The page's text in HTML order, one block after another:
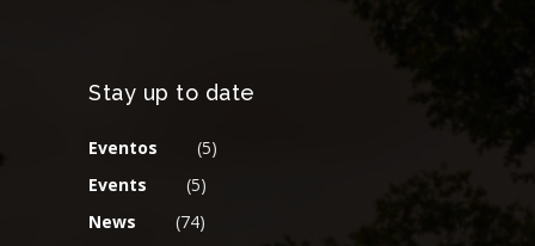
Stay up to date
Eventos
(5)
Events
(5)
News
(74)